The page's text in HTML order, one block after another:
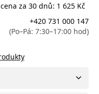
za 30 dnů: 1 625 Kč
+420 731 000 147
(Po–Pá: 7:30–17:00 hod)